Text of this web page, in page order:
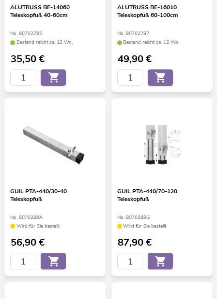
ALUTRUSS BE-14060
Teleskopfuß 40-60cm
No. 80702785
Bestand reicht ca. 12 Wo.
35,50€
ALUTRUSS BE-16010
Teleskopfuß 60-100cm
No. 80702787
Bestand reicht ca. 12 Wo.
49,90€
GUIL PTA-440/30-40
Teleskopfuß
No. 8070288A
Wird für Sie bestellt
56,90€
GUIL PTA-440/70-120
Teleskopfuß
No. 8070288G
Wird für Sie bestellt
87,90€